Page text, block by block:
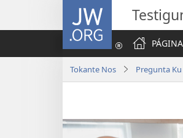
JW.ORG
Tokante Nos Pregunta